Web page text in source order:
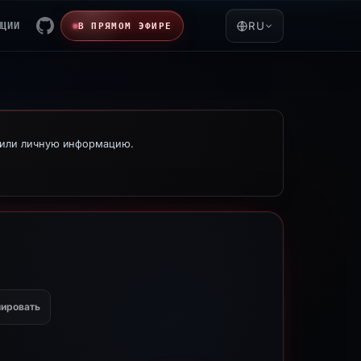
В ПРЯМОМ ЭФИРЕ RU
или личную информацию.